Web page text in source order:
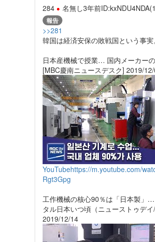
284 名無し3年前
報告
>>281
韓国は経済安保の敗戦国という事実
日本産機械で授業… 国内メーカー
[MBC慶南ニュースデスク] 2019/
YouTubehttps://m.youtube.com/
Rgt3Gpg
工作機械の核心90％は「日本製」…
タル日本いつ頃（ニューストゥデイ/
2019/12/14